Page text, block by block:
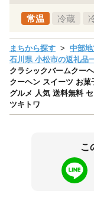
常温 冷蔵
まちから探す 中部
石川県 小松市の返礼品
クラシックバームクー
クーヘン スイーツ お
グルメ 人気 送料無料
ツキトワ
こ